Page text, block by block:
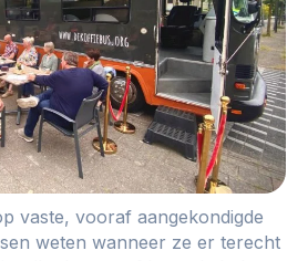
vaste, vooraf aangekondigde
weten wanneer ze er terecht